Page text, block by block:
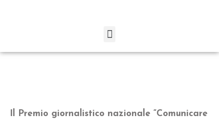
Il Premio giornalistico nazionale “Comunicare